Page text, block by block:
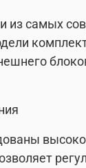
из самых